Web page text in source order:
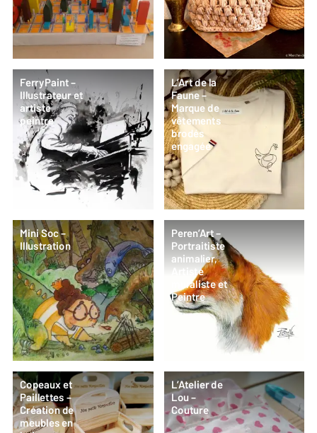
FerryPaint –
Illustrateur et
artiste
peintre
L’Art de la
Faune –
Marque de
vêtements
brodés
engagée
Mini Soc –
Illustration
Peren’Art –
Portraitiste
animalier,
Artiste
muraliste et
Peintre
Copeaux et
Paillettes –
Création de
meubles en
L’Atelier de
Lou –
Couture